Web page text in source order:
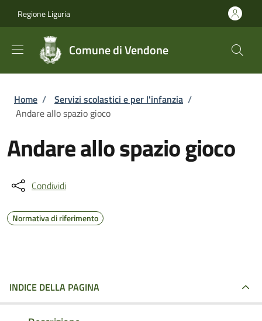
Regione Liguria
Comune di Vendone
Briciole di pane
Home / Servizi scolastici e per l'infanzia /
Andare allo spazio gioco
Andare allo spazio gioco
Condividi
Normativa di riferimento
INDICE DELLA PAGINA